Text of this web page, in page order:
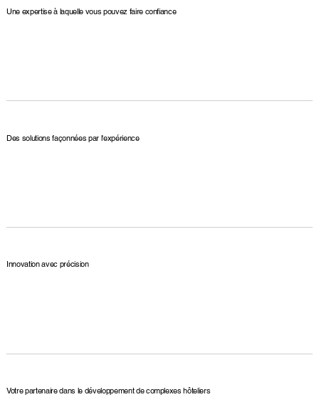
Une expertise à laquelle vous pouvez faire confiance
Des solutions façonnées par l'expérience
Innovation avec précision
Votre partenaire dans le développement de complexes hôteliers